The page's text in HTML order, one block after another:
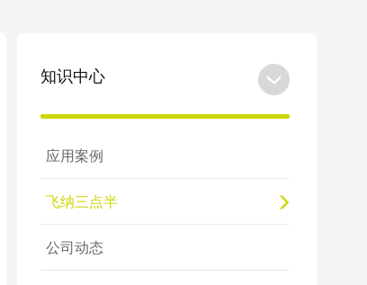
知识中心
应用案例
飞纳三点半
公司动态